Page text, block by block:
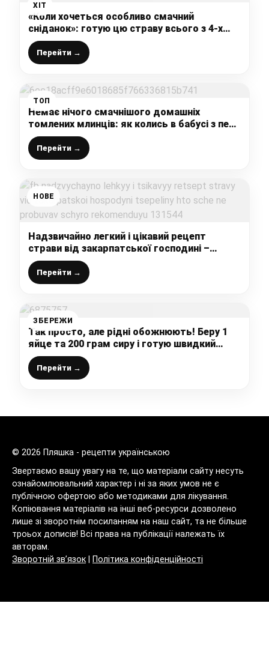
ХІТ
«Коли хочеться особливо смачний
сніданок»: готую цю страву всього з 4-х
інгредієнтів
Перейти →
ТОП
Немає нічого смачнішого домашніх
томлених млинців: як колись в бабусі з печі
– ну дуже смачно
Перейти →
НОВЕ
Надзвичайно легкий і цікавий рецепт
страви від закарпатської господині –
“Цепеліни”! Хто ще не пробував, щиро
рекомендую!
Перейти →
ЗБЕРЕЖИ
Так просто, але рідні обожнюють! Беру 1
яйце та 200 грам сиру і готую швидкий
сніданок чи перекус
Перейти →
© 2026 Пляшка - рецепти українською
Звертаємо вашу увагу на те, що матеріали сайту несуть
ознайомлювальний характер і ні за яких умов не є
публічною офертою або методиками для лікування.
Копіювання матеріалів на інші веб-ресурси дозволено
лише зі зворотнім посиланням на наш сайт, та не більше
троьох дописів! Всі права на публікації належать їх
авторам.
Зворотній зв’язок
Політика конфіденційності